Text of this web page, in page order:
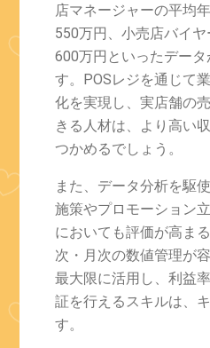
店マネージャーの平均
550万円、小売店バイ
600万円といったデータ
す。POSレジを通じて
化を実現し、実店舗の
きる人材は、より高い
つかめるでしょう。
また、データ分析を駆
施策やプロモーション
においても評価が高ま
次・月次の数値管理が
最大限に活用し、利益
証を行えるスキルは、
す。